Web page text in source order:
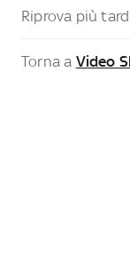
Riprova più
Torna a Video